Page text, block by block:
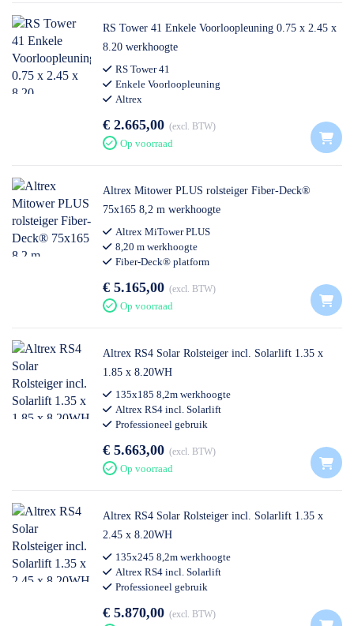
RS Tower 41 Enkele Voorloopleuning 0.75 x 2.45 x
8.20 werkhoogte
RS Tower 41
Enkele Voorloopleuning
Altrex
€ 2.665,00 excl. BTW
Op voorraad
Altrex Mitower PLUS rolsteiger Fiber-Deck®
75x165 8,2 m werkhoogte
Altrex MiTower PLUS
8,20 m werkhoogte
Fiber-Deck® platform
€ 5.165,00 excl. BTW
Op voorraad
Altrex RS4 Solar Rolsteiger incl. Solarlift 1.35 x
1.85 x 8.20WH
135x185 8,2m werkhoogte
Altrex RS4 incl. Solarlift
Professioneel gebruik
€ 5.663,00 excl. BTW
Op voorraad
Altrex RS4 Solar Rolsteiger incl. Solarlift 1.35 x
2.45 x 8.20WH
135x245 8,2m werkhoogte
Altrex RS4 incl. Solarlift
Professioneel gebruik
€ 5.870,00 excl. BTW